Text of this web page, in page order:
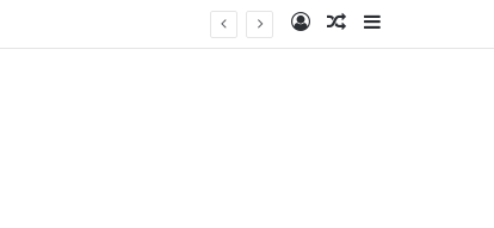
Log InArtigo Aleatório
Sidebar